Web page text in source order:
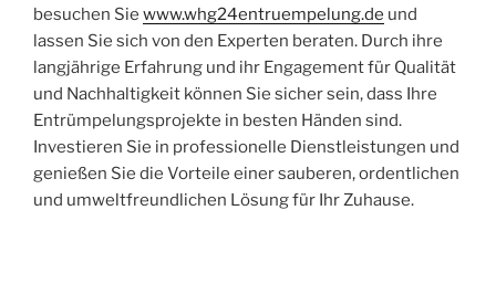
besuchen Sie www.whg24entruempelung.de und
lassen Sie sich von den Experten beraten. Durch ihre
langjährige Erfahrung und ihr Engagement für Qualität
und Nachhaltigkeit können Sie sicher sein, dass Ihre
Entrümpelungsprojekte in besten Händen sind.
Investieren Sie in professionelle Dienstleistungen und
genießen Sie die Vorteile einer sauberen, ordentlichen
und umweltfreundlichen Lösung für Ihr Zuhause.